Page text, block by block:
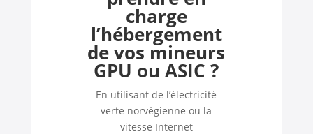
charge
l’hébergement
de vos mineurs
GPU ou ASIC ?
En utilisant de l’électricité
verte norvégienne ou la
vitesse Internet